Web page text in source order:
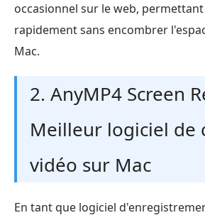
occasionnel sur le web,
rapidement sans encombrer
Mac.
2. AnyMP4 Screen
Meilleur logiciel de
vidéo sur Mac
En tant que logiciel